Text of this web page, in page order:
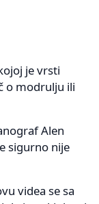
je vrsti
o modrulju ili
Alen
sigurno nije
videa se sa